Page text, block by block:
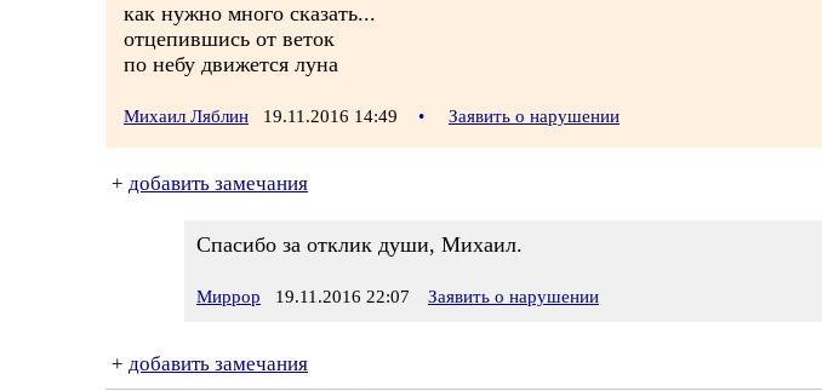
как нужно много сказать...
отцепившись от веток
по небу движется луна
Михаил Ляблин 19.11.2016 14:49 • Заявить о нарушении
+ добавить замечания
Спасибо за отклик души, Михаил.
Миррор 19.11.2016 22:07 Заявить о нарушении
+ добавить замечания